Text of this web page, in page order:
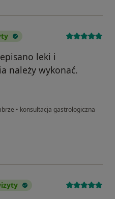
leki i
należy wykonać.
• konsultacja gastrologiczna